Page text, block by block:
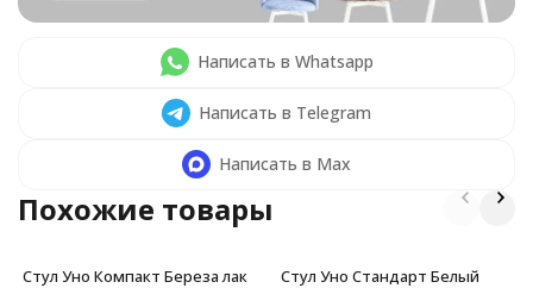
Написать в Whatsapp
Написать в Telegram
Написать в Max
Похожие товары
Стул Уно Компакт Береза лак Стул Уно Стандарт Белый